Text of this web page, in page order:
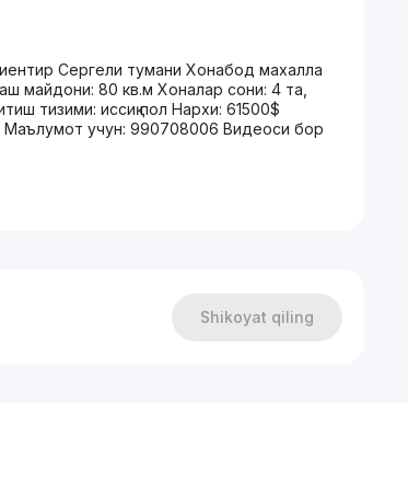
Сергели тумани Хонабод махалла
майдони: 80 кв.м Хоналар сони: 4 та,
тизими: иссиқ пол Нархи: 61500$
Маълумот учун: 990708006 Видеоси бор
Shikoyat qiling